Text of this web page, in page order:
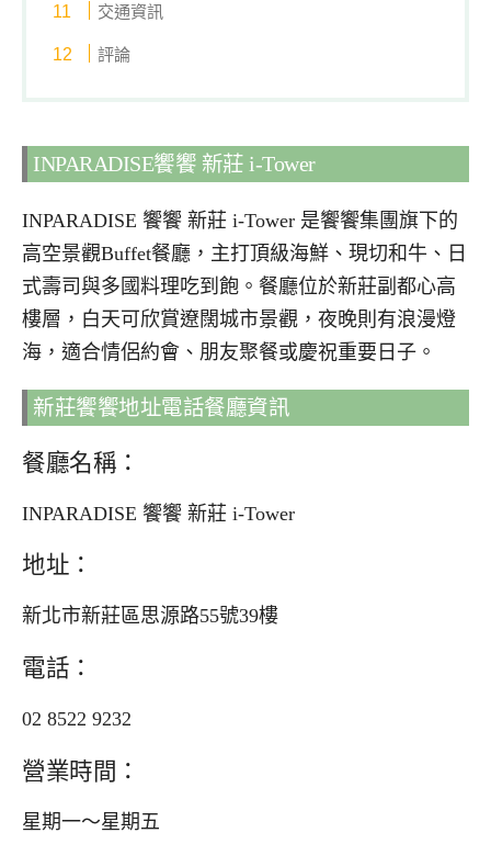
交通資訊
評論
INPARADISE饗饗 新莊 i-Tower
INPARADISE 饗饗 新莊 i-Tower 是饗饗集團旗下的
高空景觀Buffet餐廳，主打頂級海鮮、現切和牛、日
式壽司與多國料理吃到飽。餐廳位於新莊副都心高
樓層，白天可欣賞遼闊城市景觀，夜晚則有浪漫燈
海，適合情侶約會、朋友聚餐或慶祝重要日子。
新莊饗饗地址電話餐廳資訊
餐廳名稱：
INPARADISE 饗饗 新莊 i-Tower
地址：
新北市新莊區思源路55號39樓
電話：
02 8522 9232
營業時間：
星期一～星期五